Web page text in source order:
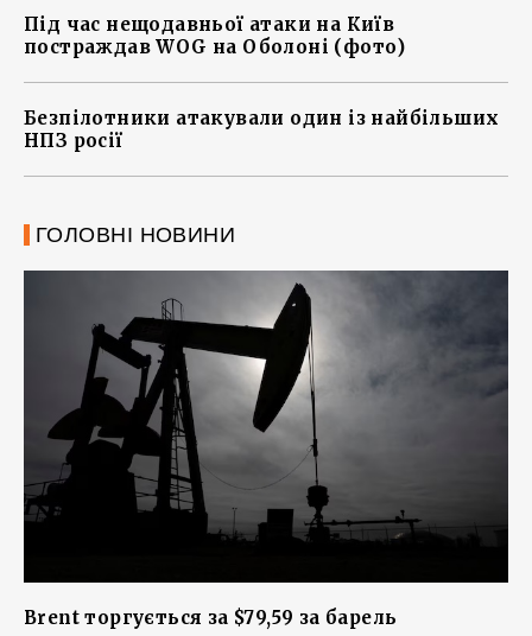
Під час нещодавньої атаки на Київ
постраждав WOG на Оболоні (фото)
Безпілотники атакували один із найбільших
НПЗ росії
ГОЛОВНІ НОВИНИ
Brent торгується за $79,59 за барель